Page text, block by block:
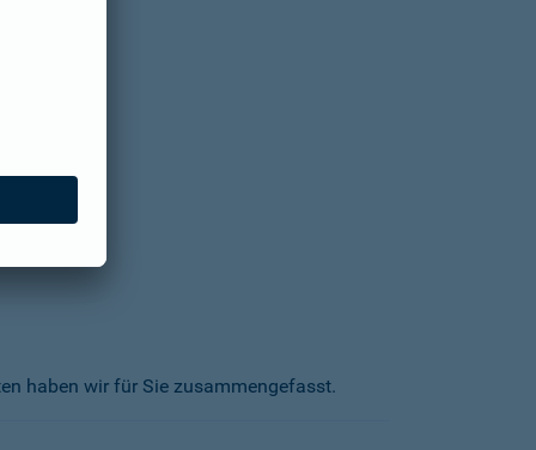
haben wir für Sie zusammengefasst.